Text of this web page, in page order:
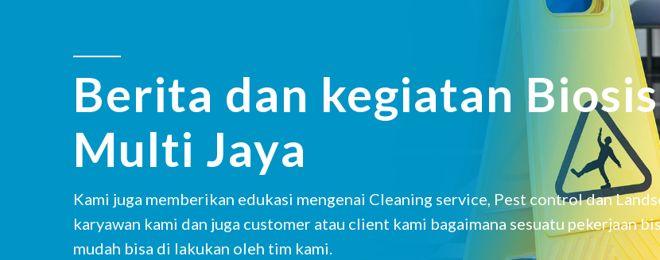
Berita dan kegiatan Biosis
Multi Jaya
Kami juga memberikan edukasi mengenai Cleaning service, Pest control dan
karyawan kami dan juga customer atau client kami bagaimana sesuatu pekerjaan
mudah bisa di lakukan oleh tim kami.